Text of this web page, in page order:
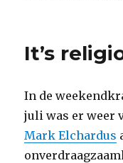
It’s
In de
juli was er weer
Mark Elchardus